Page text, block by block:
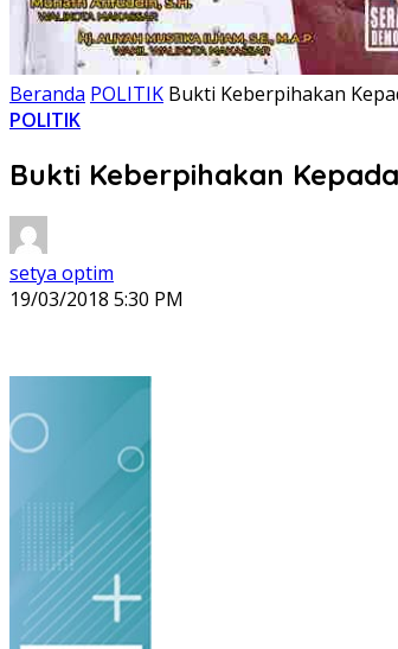
Beranda POLITIK Bukti Keberpihakan
POLITIK
Bukti Keberpihakan
setya optim
19/03/2018 5:30 PM